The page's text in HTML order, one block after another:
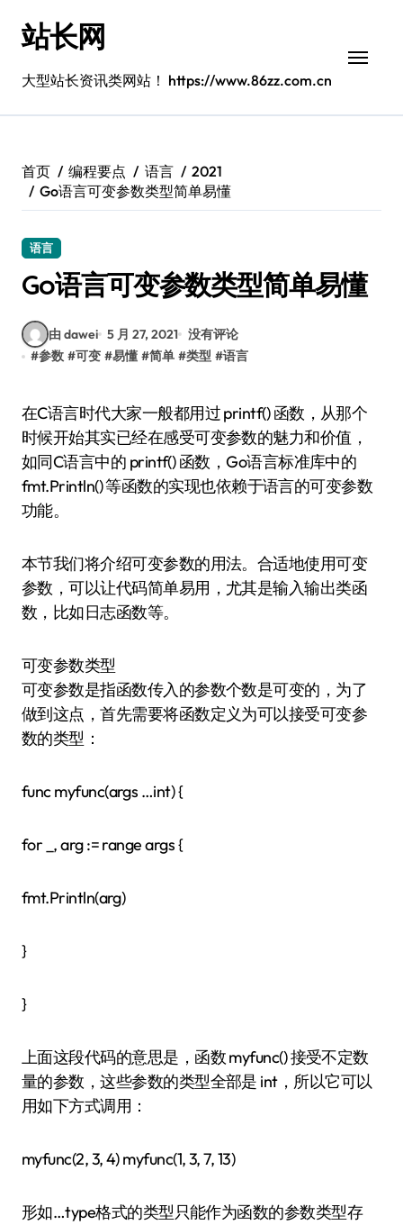
站长网
大型站长资讯类网站！ https://www.86zz.com.cn
首页 编程要点 语言
2021
Go语言可变参数类型简单易懂
语言
Go语言可变参数类型简单易懂
由 dawei 5 月 27, 2021 没有评论
#参数 #可变 #易懂 #简单 #类型 #语言
在C语言时代大家一般都用过 printf() 函数，从那个
时候开始其实已经在感受可变参数的魅力和价值，
如同C语言中的 printf() 函数，Go语言标准库中的
fmt.Println() 等函数的实现也依赖于语言的可变参数
功能。
本节我们将介绍可变参数的用法。合适地使用可变
参数，可以让代码简单易用，尤其是输入输出类函
数，比如日志函数等。
可变参数类型
可变参数是指函数传入的参数个数是可变的，为了
做到这点，首先需要将函数定义为可以接受可变参
数的类型：
func myfunc(args …int) {
for _, arg := range args {
fmt.Println(arg)
}
}
上面这段代码的意思是，函数 myfunc() 接受不定数
量的参数，这些参数的类型全部是 int，所以它可以
用如下方式调用：
myfunc(2, 3, 4) myfunc(1, 3, 7, 13)
形如…type格式的类型只能作为函数的参数类型存